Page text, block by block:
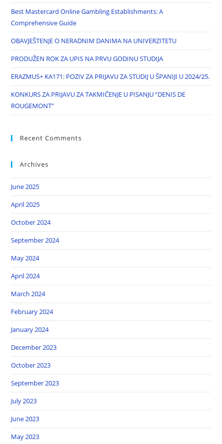
Best Mastercard Online Gambling Establishments: A
Comprehensive Guide
OBAVJEŠTENJE O NERADNIM DANIMA NA UNIVERZITETU
PRODUŽEN ROK ZA UPIS NA PRVU GODINU STUDIJA
ERAZMUS+ KA171: POZIV ZA PRIJAVU ZA STUDIJ U ŠPANIJI U 2024/25.
KONKURS ZA PRIJAVU ZA TAKMIČENJE U PISANJU “DENIS DE
ROUGEMONT”
Recent Comments
Archives
June 2025
April 2025
October 2024
September 2024
May 2024
April 2024
March 2024
February 2024
January 2024
December 2023
October 2023
September 2023
July 2023
June 2023
May 2023